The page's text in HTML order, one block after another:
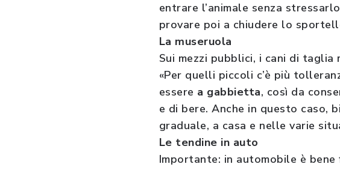
entrare l’animale senza
provare poi a chiudere lo
La museruola
Sui mezzi pubblici, i cani di taglia
«Per quelli piccoli c’è più
essere a gabbietta, così da
e di bere. Anche in questo caso,
graduale, a casa e nelle varie
Le tendine in auto
Importante: in automobile è